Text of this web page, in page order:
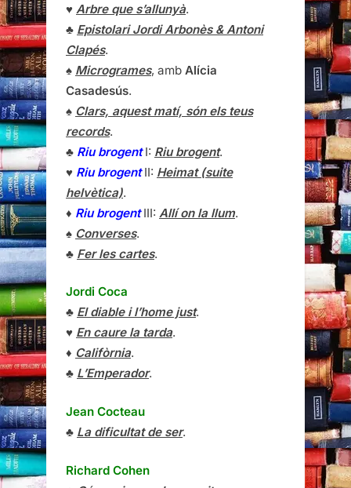
♥ Arbre que s’allunyà.
♣ Epistolari Jordi Arbonès & Antoni
Clapés.
♠ Microgrames, amb Alícia
Casadesús.
♠ Clars, aquest matí, són els teus
records.
♣ Riu brogentI: Riu brogent.
♥ Riu brogentII: Heimat (suite
helvètica).
♦ Riu brogentIII: Allí on la llum.
♠ Converses.
♣ Fer les cartes.
Jordi Coca
♣ El diable i l’home just.
♥ En caure la tarda.
♦ Califòrnia.
♣ L’Emperador.
Jean Cocteau
♣ La dificultat de ser.
Richard Cohen